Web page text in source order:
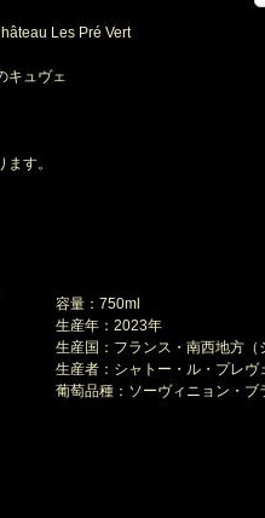
Les Pré Vert
キュヴェ
す。
容量：750ml
生産年：2023年
生産国：フランス・南西地方（
生産者：シャトー・ル・プレヴ
葡萄品種：ソーヴィニョン・ブ